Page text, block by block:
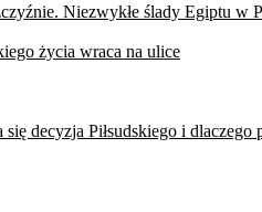
Niezwykłe ślady Egiptu w
życia wraca na ulice
decyzja Piłsudskiego i